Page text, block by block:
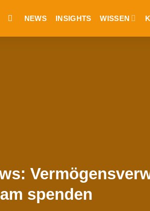
NEWS INSIGHTS WISSEN
spenden